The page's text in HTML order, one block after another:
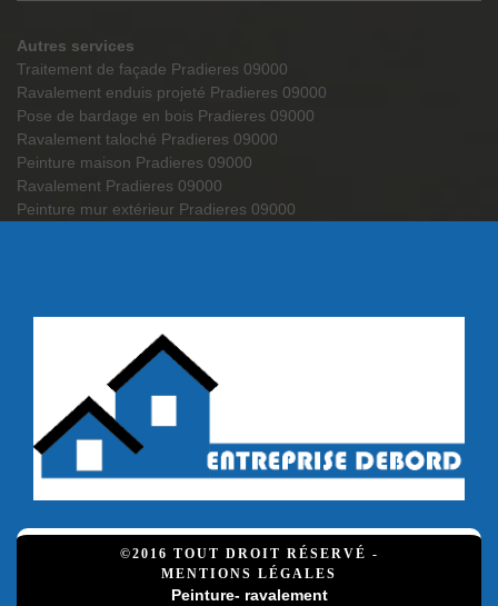
Autres services
Traitement de façade Pradieres 09000
Ravalement enduis projeté Pradieres 09000
Pose de bardage en bois Pradieres 09000
Ravalement taloché Pradieres 09000
Peinture maison Pradieres 09000
Ravalement Pradieres 09000
Peinture mur extérieur Pradieres 09000
©2016 TOUT DROIT RÉSERVÉ -
MENTIONS LÉGALES
Peinture- ravalement